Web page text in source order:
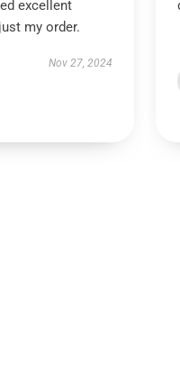
excellent
my order.
Nov 27, 2024